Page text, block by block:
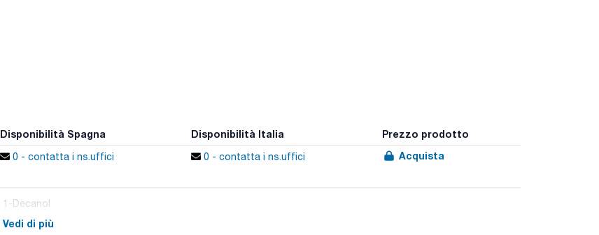
Disponibilità Spagna Disponibilità Italia Prezzo prodotto
0 - contatta i ns.uffici 0 - contatta i ns.uffici Acquista
1-Decanol
Vedi di più